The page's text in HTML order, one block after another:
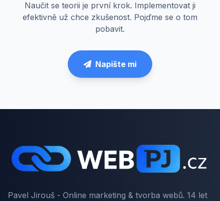
Naučit se teorii je první krok. Implementovat ji
efektivně už chce zkušenost. Pojďme se o tom
pobavit.
Napište mi
Pavel Jirouš - Online marketing & tvorba webů. 14 let